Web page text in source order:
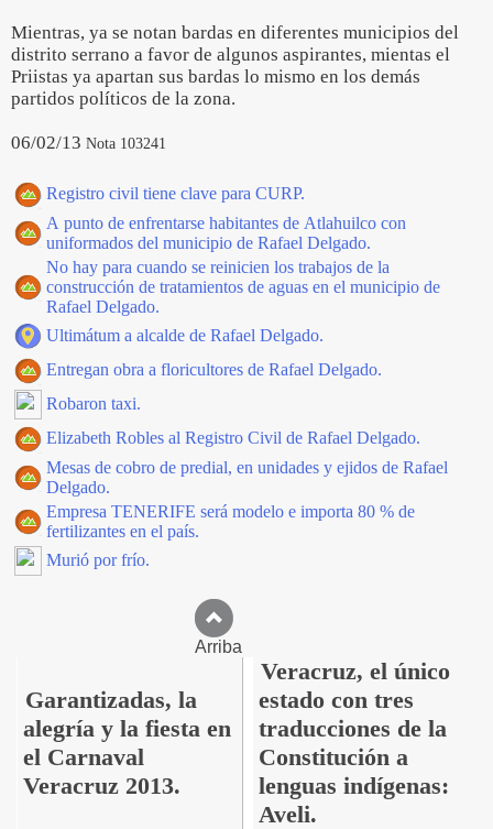
Mientras, ya se notan bardas en diferentes municipios del
distrito serrano a favor de algunos aspirantes, mientas el
Priistas ya apartan sus bardas lo mismo en los demás
partidos políticos de la zona.
06/02/13 Nota 103241
Registro civil tiene clave para CURP.
A punto de enfrentarse habitantes de Atlahuilco con
uniformados del municipio de Rafael Delgado.
No hay para cuando se reinicien los trabajos de la
construcción de tratamientos de aguas en el municipio de
Rafael Delgado.
Ultimátum a alcalde de Rafael Delgado.
Entregan obra a floricultores de Rafael Delgado.
Robaron taxi.
Elizabeth Robles al Registro Civil de Rafael Delgado.
Mesas de cobro de predial, en unidades y ejidos de Rafael
Delgado.
Empresa TENERIFE será modelo e importa 80 % de
fertilizantes en el país.
Murió por frío.
Arriba
Garantizadas, la
alegría y la fiesta en
el Carnaval
Veracruz 2013.
Veracruz, el único
estado con tres
traducciones de la
Constitución a
lenguas indígenas:
Aveli.